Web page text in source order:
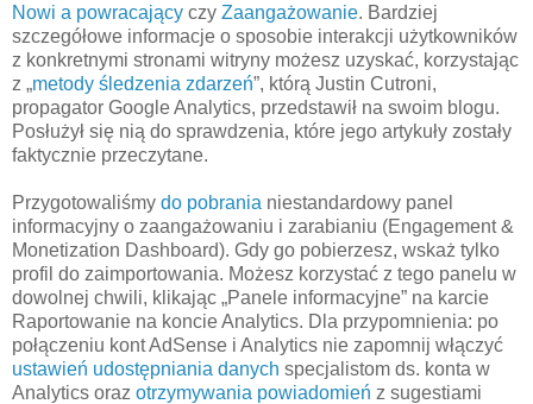
Nowi a powracający czy Zaangażowanie. Bardziej
szczegółowe informacje o sposobie interakcji użytkowników
z konkretnymi stronami witryny możesz uzyskać, korzystając
z „metody śledzenia zdarzeń”, którą Justin Cutroni,
propagator Google Analytics, przedstawił na swoim blogu.
Posłużył się nią do sprawdzenia, które jego artykuły zostały
faktycznie przeczytane.
Przygotowaliśmy do pobrania niestandardowy panel
informacyjny o zaangażowaniu i zarabianiu (Engagement &
Monetization Dashboard). Gdy go pobierzesz, wskaż tylko
profil do zaimportowania. Możesz korzystać z tego panelu w
dowolnej chwili, klikając „Panele informacyjne” na karcie
Raportowanie na koncie Analytics. Dla przypomnienia: po
połączeniu kont AdSense i Analytics nie zapomnij włączyć
ustawień udostępniania danych specjalistom ds. konta w
Analytics oraz otrzymywania powiadomień z sugestiami